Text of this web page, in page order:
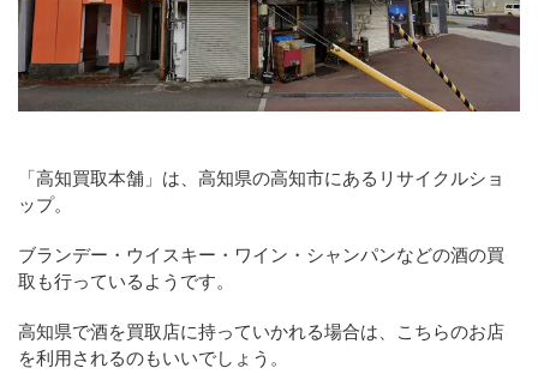
「高知買取本舗」は、高知県の高知市にあるリサイクルショ
ップ。
ブランデー・ウイスキー・ワイン・シャンパンなどの酒の買
取も行っているようです。
高知県で酒を買取店に持っていかれる場合は、こちらのお店
を利用されるのもいいでしょう。